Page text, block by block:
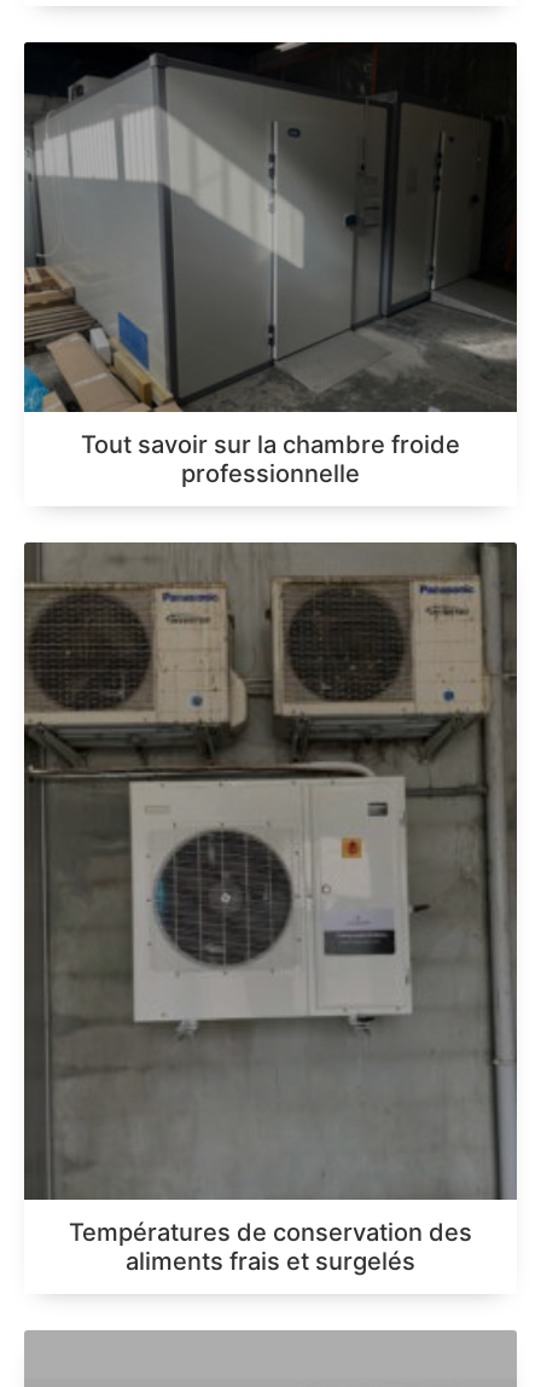
Tout savoir sur la chambre froide
professionnelle
Températures de conservation des
aliments frais et surgelés